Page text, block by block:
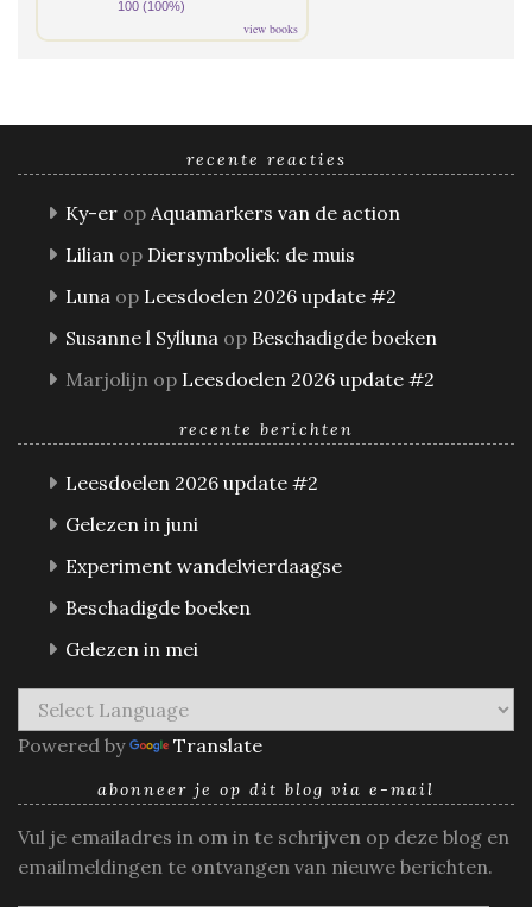
100 (100%)
view books
recente reacties
Ky-er op Aquamarkers van de action
Lilian op Diersymboliek: de muis
Luna op Leesdoelen 2026 update #2
Susanne l Sylluna op Beschadigde boeken
Marjolijn op Leesdoelen 2026 update #2
recente berichten
Leesdoelen 2026 update #2
Gelezen in juni
Experiment wandelvierdaagse
Beschadigde boeken
Gelezen in mei
Powered by Translate
abonneer je op dit blog via e-mail
Vul je emailadres in om in te schrijven op deze blog en
emailmeldingen te ontvangen van nieuwe berichten.